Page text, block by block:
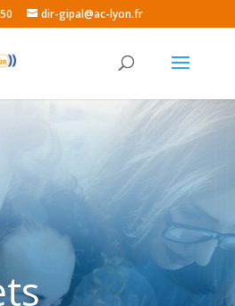
dir-gipal@ac-lyon.fr